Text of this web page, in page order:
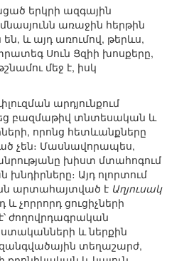
երկրի ազգային
առաջին հերթին
են, և այդ առումով, թերևս,
Սուն Ցզիի խոսքերը,
մեջ է, իսկ
արդյունքում
բազմաթիվ տնտեսական և
որոնց հետևանքները
չեն։ Մասնավորապես,
խիստ մտահոգում
Այդ ոլորտում
արտահայտված է Աղյուսակ
չորրորդ ցուցիչների
ժողովրդագրական
և ներքին
տեղաշարժ,